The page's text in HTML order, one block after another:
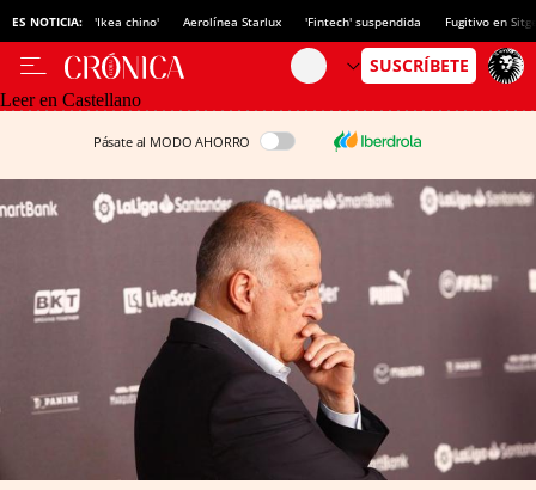
ES NOTICIA: 'Ikea chino' Aerolínea Starlux 'Fintech' suspendida Fugitivo en
Leer en Castellano
Pásate al MODO AHORRO